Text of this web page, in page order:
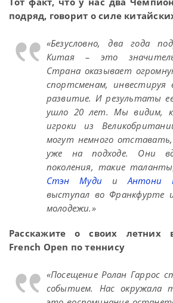
подряд, говорит о силе
«Безусловно, два года
Китая – это
Страна оказывает
спортсменам, инвестируя
развитие. И результаты
ушло 20 лет. Мы видим,
игроки из
могут немного
уже на подходе. Они
поколения, такие
Стэн Муди иАнтони
выступал во Франкфурте
молодежи.»
Расскажите о своих летних
French Open по теннису
«Посещение Ролан Гаррос
событием. Нас окружала